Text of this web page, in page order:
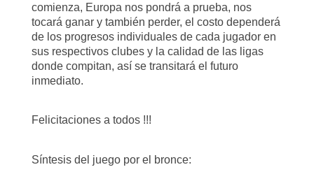
comienza, Europa nos pondrá a prueba, nos
tocará ganar y también perder, el costo dependerá
de los progresos individuales de cada jugador en
sus respectivos clubes y la calidad de las ligas
donde compitan, así se transitará el futuro
inmediato.
Felicitaciones a todos !!!
Síntesis del juego por el bronce: